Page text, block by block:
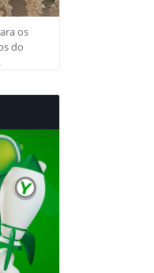
os
do